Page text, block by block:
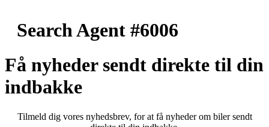
Search Agent #6006
Få nyheder sendt direkte til din
indbakke
Tilmeld dig vores nyhedsbrev, for at få nyheder om biler sendt